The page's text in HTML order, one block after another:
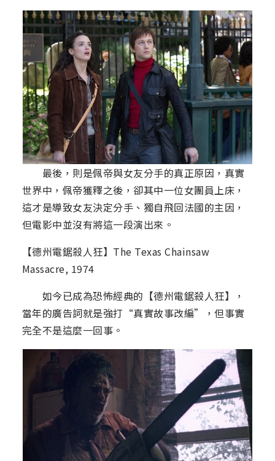
最後，則是佩帝與女友分手的真正原因，真實
世界中，佩帝獲釋之後，卻其中一位女團員上床，
這才是導致女友決定分手、獨自飛回法國的主因，
但電影中並沒有將這一段演出來。
【德州電鋸殺人狂】The Texas Chainsaw
Massacre, 1974
如今已成為恐怖經典的【德州電鋸殺人狂】，
當年的廣告詞就是強打“真實故事改編”，但事實
完全不是這麼一回事。